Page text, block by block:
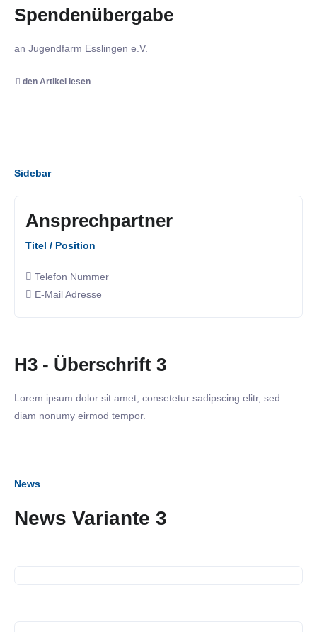
Spendenübergabe
an Jugendfarm Esslingen e.V.
den Artikel lesen
Sidebar
Ansprechpartner
Titel / Position
Telefon Nummer
E-Mail Adresse
H3 - Überschrift 3
Lorem ipsum dolor sit amet, consetetur sadipscing elitr, sed
diam nonumy eirmod tempor.
News
News Variante 3